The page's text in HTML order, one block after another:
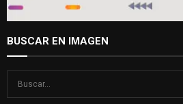
BUSCAR EN IMAGEN